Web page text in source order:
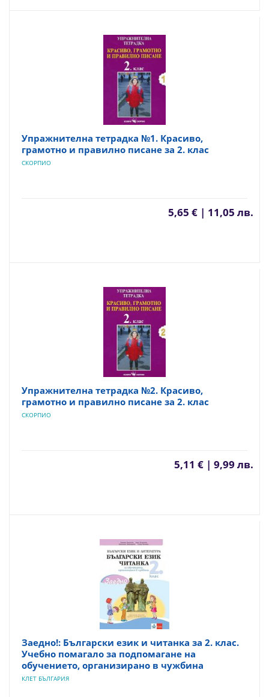
Упражнителна тетрадка №1. Красиво,
грамотно и правилно писане за 2. клас
СКОРПИО
5,65 € | 11,05 лв.
Упражнителна тетрадка №2. Красиво,
грамотно и правилно писане за 2. клас
СКОРПИО
5,11 € | 9,99 лв.
Заедно!: Български език и читанка за 2. клас.
Учебно помагало за подпомагане на
обучението, организирано в чужбина
КЛЕТ БЪЛГАРИЯ